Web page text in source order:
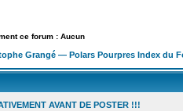
ce forum : Aucun
Grangé — Polars Pourpres Index du
AVANT DE POSTER !!!